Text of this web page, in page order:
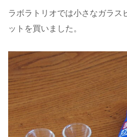
ラボラトリオでは小さなガラス
ットを買いました。